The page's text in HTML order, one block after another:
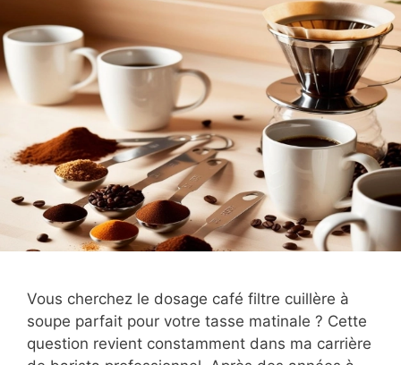
Vous cherchez le dosage café filtre cuillère à
soupe parfait pour votre tasse matinale ? Cette
question revient constamment dans ma carrière